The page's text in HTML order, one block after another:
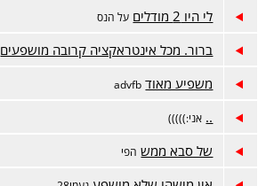
לי היו 2 מודלים על הנס
ברור. מכל אינטראקציה קרובה מושפעים
משפיע מאוד advfb
.. אני:)))))
של סבא ממש הפי